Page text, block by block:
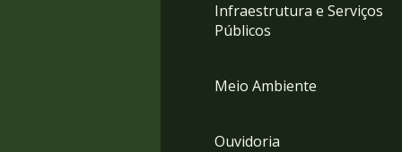
Infraestrutura e Serviços
Públicos
Meio Ambiente
Ouvidoria